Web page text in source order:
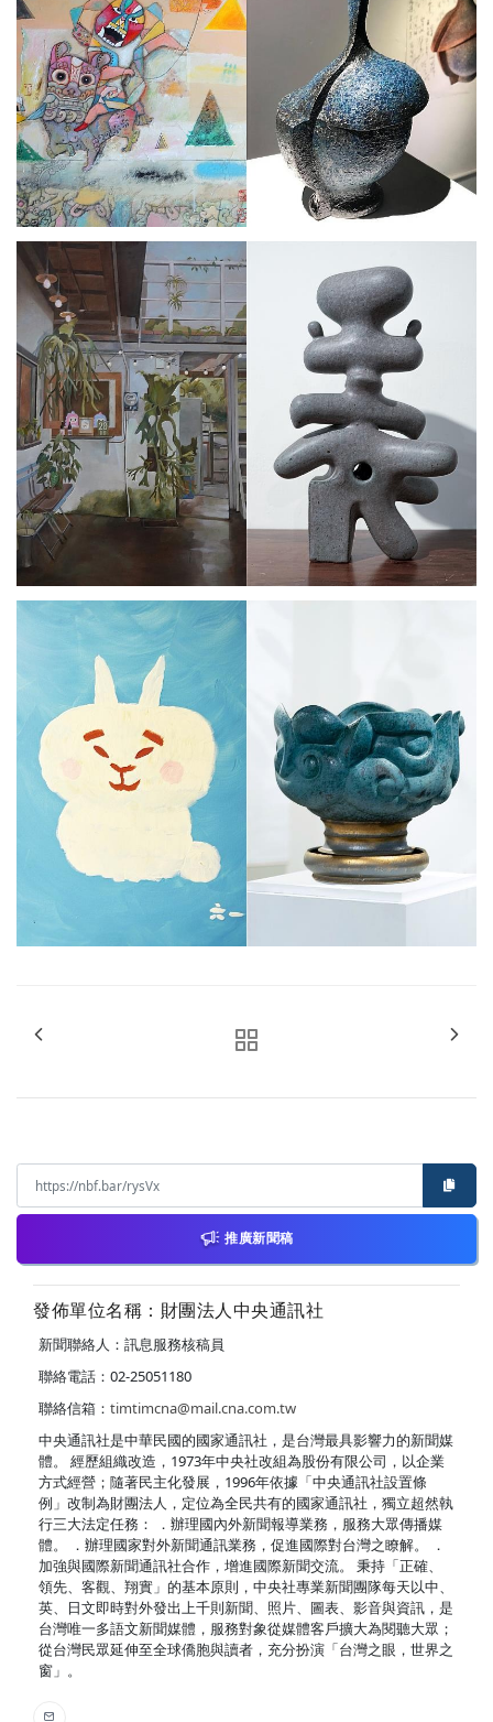
推廣新聞稿
發佈單位名稱：財團法人中央通訊社
新聞聯絡人：訊息服務核稿員
聯絡電話：02-25051180
聯絡信箱： timtimcna@mail.cna.com.tw
中央通訊社是中華民國的國家通訊社，是台灣最具影響力的新聞媒
體。 經歷組織改造，1973年中央社改組為股份有限公司，以企業
方式經營；隨著民主化發展，1996年依據「中央通訊社設置條
例」改制為財團法人，定位為全民共有的國家通訊社，獨立超然執
行三大法定任務： ．辦理國內外新聞報導業務，服務大眾傳播媒
體。 ．辦理國家對外新聞通訊業務，促進國際對台灣之瞭解。 ．
加強與國際新聞通訊社合作，增進國際新聞交流。 秉持「正確、
領先、客觀、翔實」的基本原則，中央社專業新聞團隊每天以中、
英、日文即時對外發出上千則新聞、照片、圖表、影音與資訊，是
台灣唯一多語文新聞媒體，服務對象從媒體客戶擴大為閱聽大眾；
從台灣民眾延伸至全球僑胞與讀者，充分扮演「台灣之眼，世界之
窗」。